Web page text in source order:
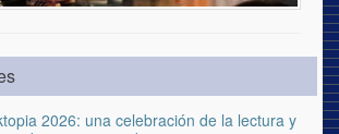
2026: una celebración de la lectura y